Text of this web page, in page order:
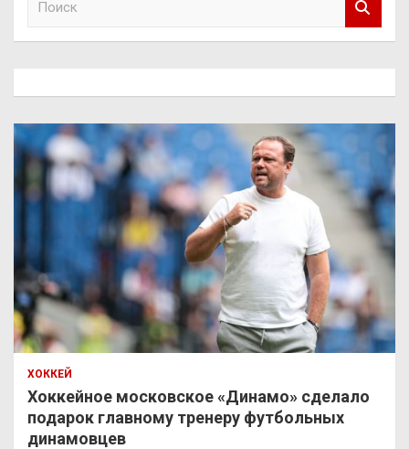
ХОККЕЙ
Хоккейное московское «Динамо» сделало
подарок главному тренеру футбольных
динамовцев